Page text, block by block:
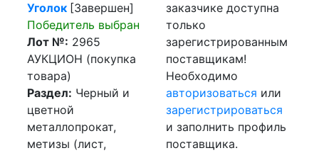
Уголок [Завершен]
Победитель выбран
Лот №: 2965
АУКЦИОН (покупка
товара)
Раздел: Черный и
цветной
металлопрокат,
метизы (лист,
заказчике доступна
только
зарегистрированным
поставщикам!
Необходимо
авторизоваться или
зарегистрироваться
и заполнить профиль
поставщика.